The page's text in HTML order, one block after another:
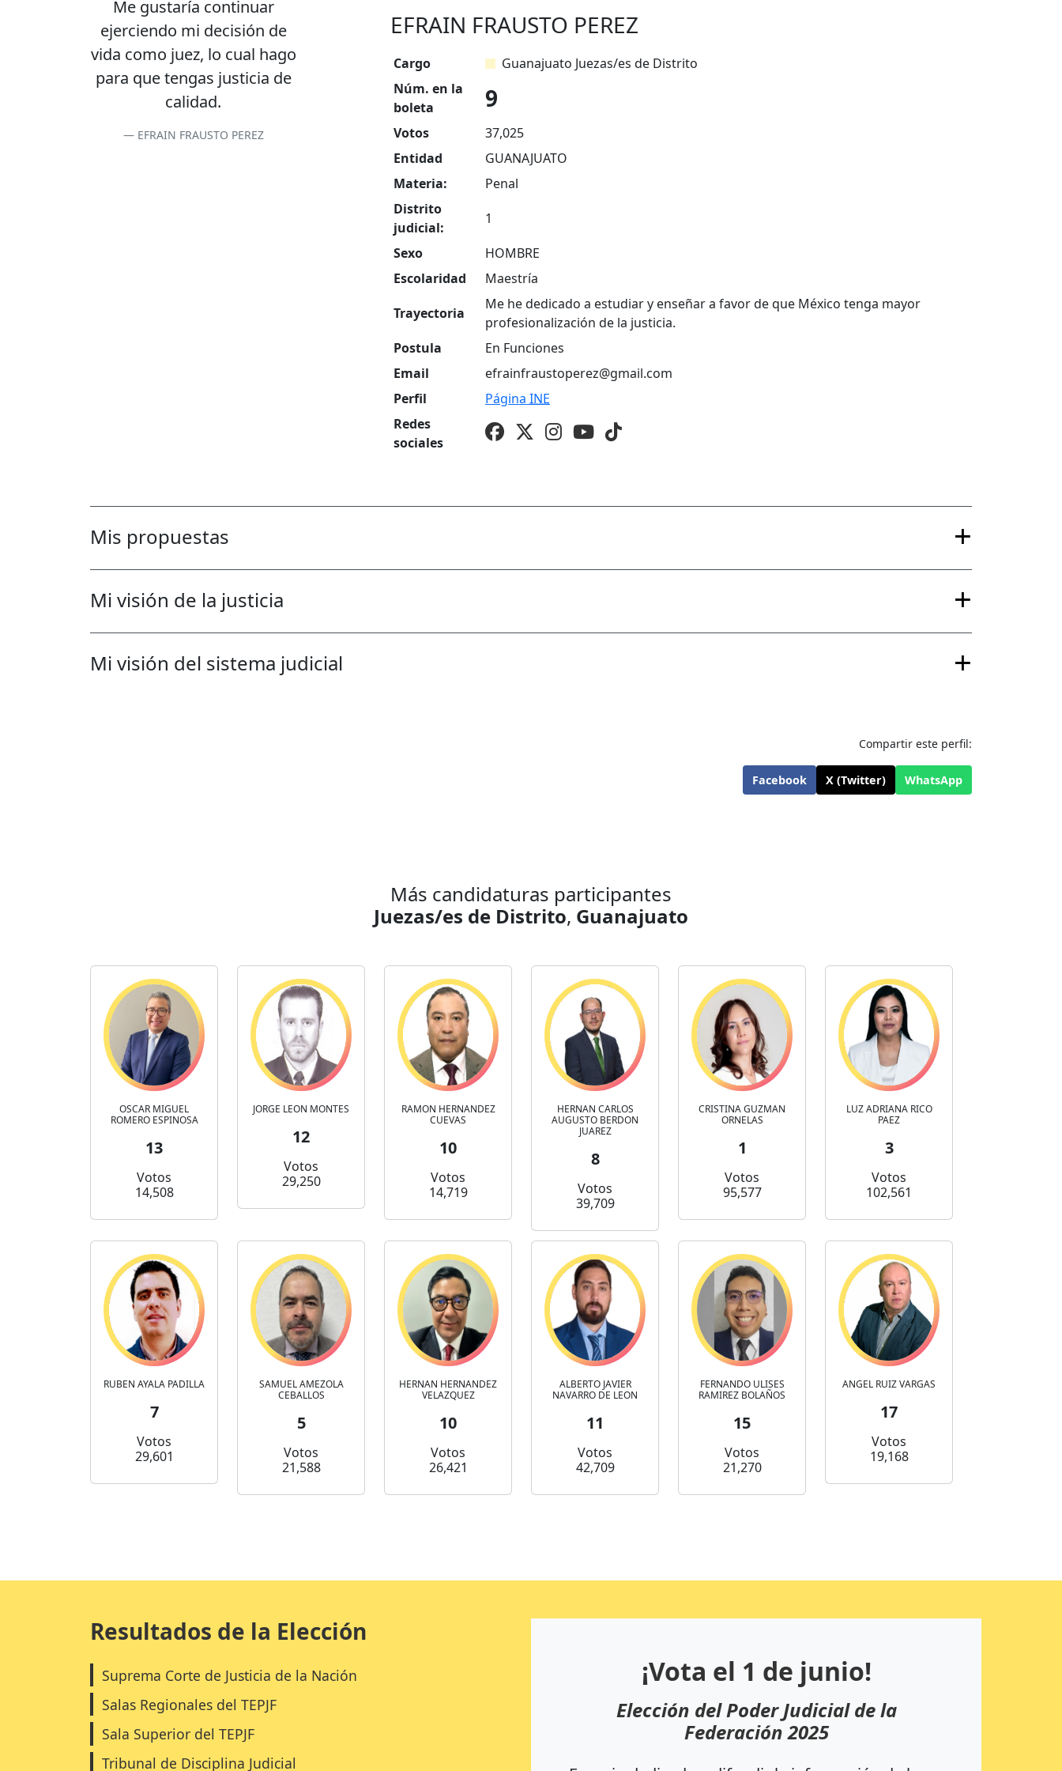
Me gustaría continuar
ejerciendo mi decisión de
vida como juez, lo cual hago
para que tengas justicia de
calidad.
EFRAIN FRAUSTO PEREZ
EFRAIN FRAUSTO PEREZ
Cargo
Guanajuato Juezas/es de Distrito
Núm. en la
boleta
9
Votos
37,025
Entidad
GUANAJUATO
Materia:
Penal
Distrito
judicial:
1
Sexo
HOMBRE
Escolaridad
Maestría
Trayectoria
Me he dedicado a estudiar y enseñar a favor de que México tenga mayor
profesionalización de la justicia.
Postula
En Funciones
Email
efrainfraustoperez@gmail.com
Perfil
Página INE
Redes
sociales
Mis propuestas
Mi visión de la justicia
Mi visión del sistema judicial
Compartir este perfil:
Facebook X (Twitter) WhatsApp
Más candidaturas participantes
Juezas/es de Distrito, Guanajuato
OSCAR MIGUEL
ROMERO ESPINOSA
13
Votos
14,508
JORGE LEON MONTES
12
Votos
29,250
RAMON HERNANDEZ
CUEVAS
10
Votos
14,719
HERNAN CARLOS
AUGUSTO BERDON
JUAREZ
8
Votos
39,709
CRISTINA GUZMAN
ORNELAS
1
Votos
95,577
LUZ ADRIANA RICO
PAEZ
3
Votos
102,561
RUBEN AYALA PADILLA
7
Votos
29,601
SAMUEL AMEZOLA
CEBALLOS
5
Votos
21,588
HERNAN HERNANDEZ
VELAZQUEZ
10
Votos
26,421
ALBERTO JAVIER
NAVARRO DE LEON
11
Votos
42,709
FERNANDO ULISES
RAMIREZ BOLAÑOS
15
Votos
21,270
ANGEL RUIZ VARGAS
17
Votos
19,168
Resultados de la Elección
Suprema Corte de Justicia de la Nación
Salas Regionales del TEPJF
Sala Superior del TEPJF
Tribunal de Disciplina Judicial
¡Vota el 1 de junio!
Elección del Poder Judicial de la
Federación 2025